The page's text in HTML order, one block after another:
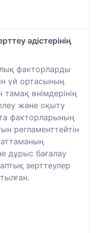
әдістерінің
факторларды
үй ортасының
өнімдерінің
және оқыту
факторларының
регламенттейтін
дұрыс бағалау
зерттеулер